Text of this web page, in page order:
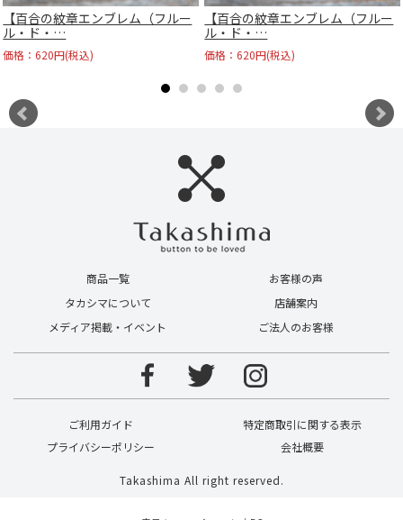
【百合の紋章エンブレム（フルー
ル・ド・…
価格：620円(税込)
【百合の紋章エンブレム（フルー
ル・ド・…
価格：620円(税込)
商品一覧
お客様の声
タカシマについて
店舗案内
メディア掲載・イベント
ご法人のお客様
ご利用ガイド
特定商取引に関する表示
プライバシーポリシー
会社概要
Takashima All right reserved.